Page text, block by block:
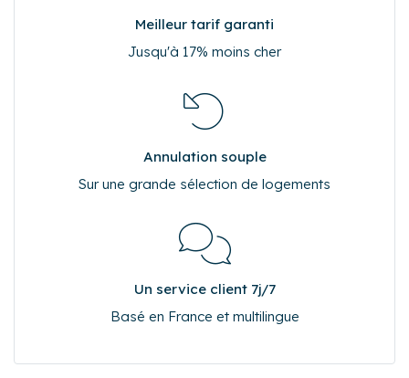
Meilleur tarif garanti
Jusqu'à 17% moins cher
Annulation souple
Sur une grande sélection de logements
Un service client 7j/7
Basé en France et multilingue